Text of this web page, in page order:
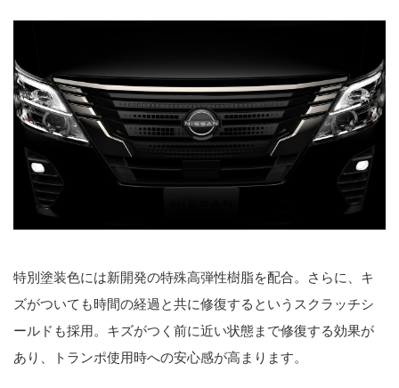
特別塗装色には新開発の特殊高弾性樹脂を配合。さらに、キ
ズがついても時間の経過と共に修復するというスクラッチシ
ールドも採用。キズがつく前に近い状態まで修復する効果が
あり、トランポ使用時への安心感が高まります。